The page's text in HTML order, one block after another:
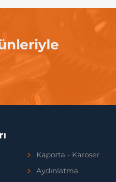
Kaporta - Karoser
Aydınlatma